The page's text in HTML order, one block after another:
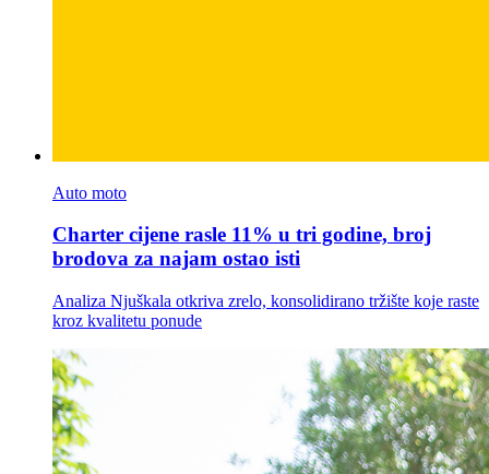
Auto moto
Charter cijene rasle 11% u tri godine, broj
brodova za najam ostao isti
Analiza Njuškala otkriva zrelo, konsolidirano tržište koje raste
kroz kvalitetu ponude